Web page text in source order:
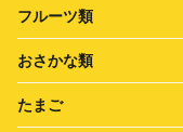
フルーツ類
おさかな類
たまご